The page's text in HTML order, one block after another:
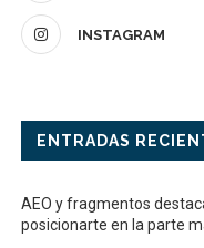
INSTAGRAM
ENTRADAS
AEO y fragmentos
posicionarte en la parte